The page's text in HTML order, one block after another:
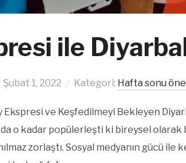
ile
Şubat 1, 2022 Kategori: Hafta sonu
Ekspresi ve Keşfedilmeyi Bekleyen
o kadar popülerleşti ki bireysel
zorlaştı. Sosyal medyanın gücü ile